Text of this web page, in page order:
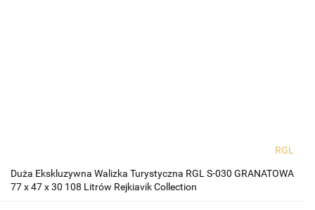
RGL
Duża Ekskluzywna Walizka Turystyczna RGL S-030 GRANATOWA
77 x 47 x 30 108 Litrów Rejkiavik Collection